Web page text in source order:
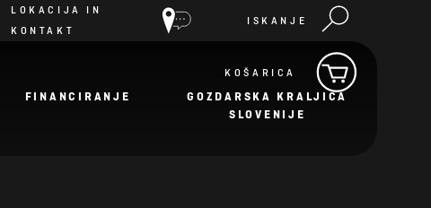
LOKACIJA IN
KONTAKT
ISKANJE
FINANCIRANJE
GOZDARSKA KRALJICA
SLOVENIJE
KOŠARICA